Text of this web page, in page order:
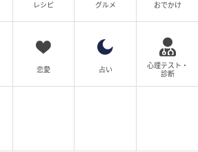
レシピ グルメ おでかけ
恋愛 占い
心理テスト・
診断